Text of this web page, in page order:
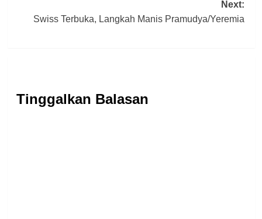
Next:
Swiss Terbuka, Langkah Manis Pramudya/Yeremia
Tinggalkan Balasan